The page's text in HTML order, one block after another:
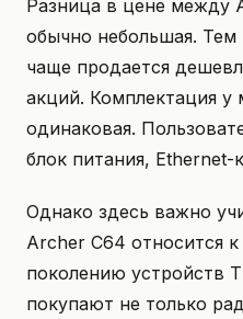
Разница в цене между
обычно небольшая.
чаще продается
акций. Комплектация у
одинаковая.
блок питания,
Однако здесь важно
Archer C64 относится
поколению устройств
покупают не только